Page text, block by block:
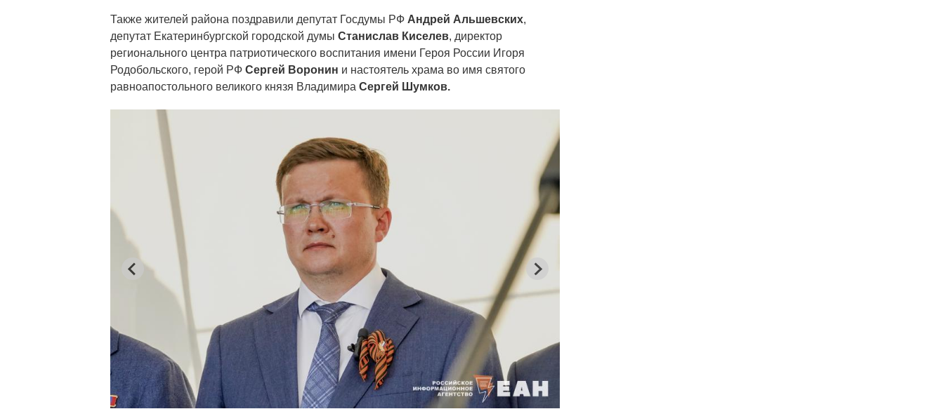
Также жителей района поздравили депутат Госдумы РФ Андрей Альшевских,
депутат Екатеринбургской городской думы Станислав Киселев, директор
регионального центра патриотического воспитания имени Героя России Игоря
Родобольского, герой РФ Сергей Воронин и настоятель храма во имя святого
равноапостольного великого князя Владимира Сергей Шумков.